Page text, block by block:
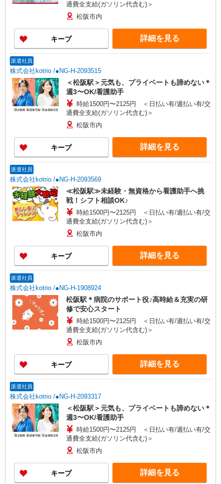
通費全支給(ガソリン代含む)＞
松阪市内
キープ 詳細を見る
派遣社員
株式会社kotrio /●NG-H-2093515
＜松阪駅＞元気も、プライベートも諦めない＊
週3〜OK/看護助手
時給1500円〜2125円 ＜日払い有/週払い有/交
通費全支給(ガソリン代含む)＞
松阪市内
キープ 詳細を見る
派遣社員
株式会社kotrio /●NG-H-2093569
≪松阪駅≫未経験・無資格から看護助手へ挑
戦！シフト相談OK♪
時給1500円〜2125円 ＜日払い有/週払い有/交
通費全支給(ガソリン代含む)＞
松阪市内
キープ 詳細を見る
派遣社員
株式会社kotrio /●NG-H-1908924
松阪駅＊病院のサポート役♪高時給＆充実の研
修で安心スタート
時給1500円〜2125円 ＜日払い有/週払い有/交
通費全支給(ガソリン代含む)＞
松阪市内
キープ 詳細を見る
派遣社員
株式会社kotrio /●NG-H-2093317
＜松阪駅＞元気も、プライベートも諦めない＊
週3〜OK/看護助手
時給1500円〜2125円 ＜日払い有/週払い有/交
通費全支給(ガソリン代含む)＞
松阪市内
キープ 詳細を見る